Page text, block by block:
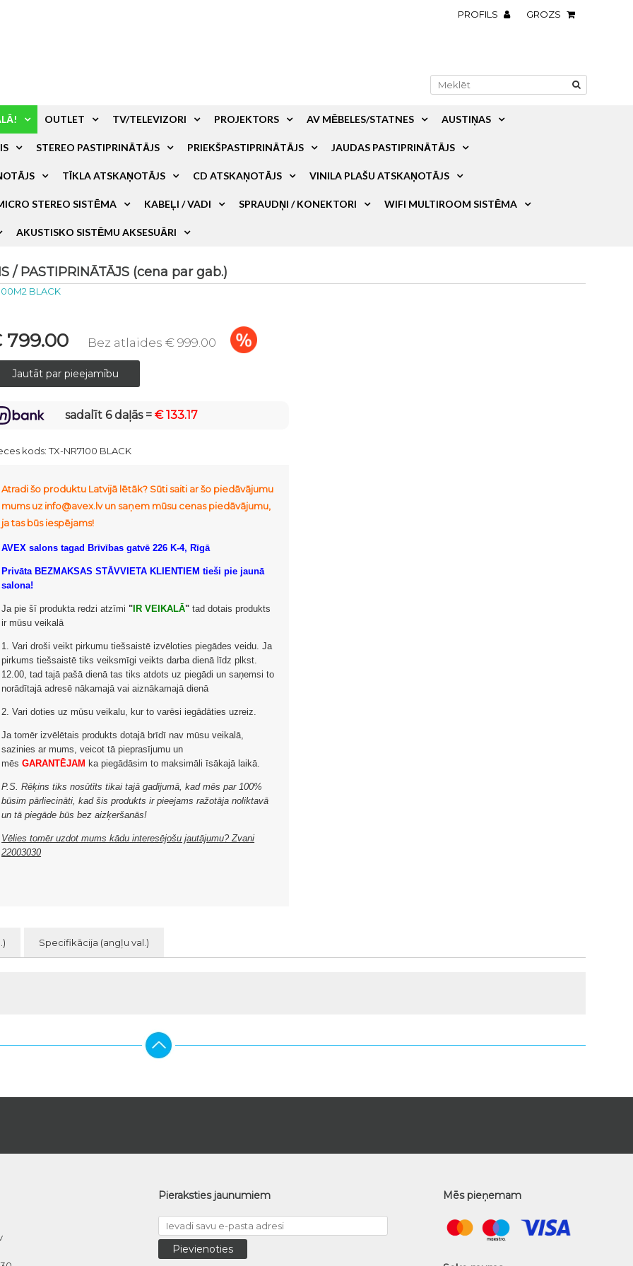
PROFILS GROZS
OUTLET TV/TELEVIZORI PROJEKTORS AV MĒBELES/STATNES AUSTIŅAS
STEREO PASTIPRINĀTĀJS PRIEKŠPASTIPRINĀTĀJS JAUDAS PASTIPRINĀTĀJS
TĪKLA ATSKAŅOTĀJS CD ATSKAŅOTĀJS VINILA PLAŠU ATSKAŅOTĀJS
STEREO SISTĒMA KABEĻI / VADI SPRAUDŅI / KONEKTORI WIFI MULTIROOM SISTĒMA
AKUSTISKO SISTĒMU AKSESUĀRI
/ PASTIPRINĀTĀJS (cena par gab.)
BLACK
799.00 Bez atlaides € 999.00
sadalīt 6 daļās =€ 133.17
kods:TX-NR7100 BLACK
Atradi šo produktu Latvijā lētāk? Sūti saiti ar šo piedāvājumu
mums uz info@avex.lv un saņem mūsu cenas piedāvājumu,
ja tas būs iespējams!
AVEX salons tagad Brīvības gatvē 226 K-4, Rīgā
Privāta BEZMAKSAS STĀVVIETA KLIENTIEM tieši pie jaunā
salona!
Ja pie šī produkta redzi atzīmi " IR VEIKALĀ" tad dotais produkts
ir mūsu veikalā
1. Vari droši veikt pirkumu tiešsaistē izvēloties piegādes veidu. Ja
pirkums tiešsaistē tiks veiksmīgi veikts darba dienā līdz plkst.
12.00, tad tajā pašā dienā tas tiks atdots uz piegādi un saņemsi to
norādītajā adresē nākamajā vai aiznākamajā dienā
2. Vari doties uz mūsu veikalu, kur to varēsi iegādāties uzreiz.
Ja tomēr izvēlētais produkts dotajā brīdī nav mūsu veikalā,
sazinies ar mums, veicot tā pieprasījumu un
mēsGARANTĒJAM ka piegādāsim to maksimāli īsākajā laikā.
P.S. Rēķins tiks nosūtīts tikai tajā gadījumā, kad mēs par 100%
būsim pārliecināti, kad šis produkts ir pieejams ražotāja noliktavā
un tā piegāde būs bez aizķeršanās!
Vēlies tomēr uzdot mums kādu interesējošu jautājumu? Zvani
22003030
Specifikācija (angļu val.)
Pieraksties jaunumiem Mēs pieņemam